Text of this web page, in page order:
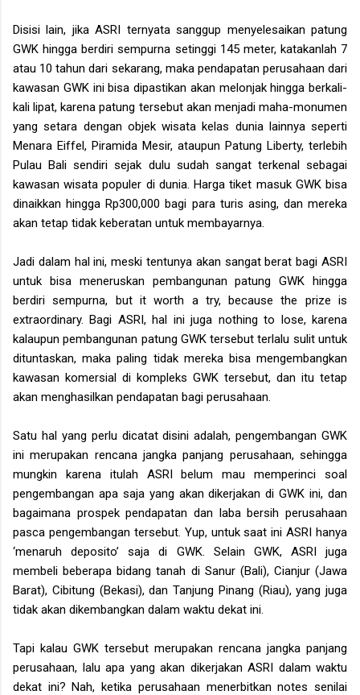
Disisi lain, jika ASRI ternyata sanggup menyelesaikan patung
GWK hingga berdiri sempurna setinggi 145 meter, katakanlah 7
atau 10 tahun dari sekarang, maka pendapatan perusahaan dari
kawasan GWK ini bisa dipastikan akan melonjak hingga berkali-
kali lipat, karena patung tersebut akan menjadi maha-monumen
yang setara dengan objek wisata kelas dunia lainnya seperti
Menara Eiffel, Piramida Mesir, ataupun Patung Liberty, terlebih
Pulau Bali sendiri sejak dulu sudah sangat terkenal sebagai
kawasan wisata populer di dunia. Harga tiket masuk GWK bisa
dinaikkan hingga Rp300,000 bagi para turis asing, dan mereka
akan tetap tidak keberatan untuk membayarnya.
Jadi dalam hal ini, meski tentunya akan sangat berat bagi ASRI
untuk bisa meneruskan pembangunan patung GWK hingga
berdiri sempurna, but it worth a try, because the prize is
extraordinary. Bagi ASRI, hal ini juga nothing to lose, karena
kalaupun pembangunan patung GWK tersebut terlalu sulit untuk
dituntaskan, maka paling tidak mereka bisa mengembangkan
kawasan komersial di kompleks GWK tersebut, dan itu tetap
akan menghasilkan pendapatan bagi perusahaan.
Satu hal yang perlu dicatat disini adalah, pengembangan GWK
ini merupakan rencana jangka panjang perusahaan, sehingga
mungkin karena itulah ASRI belum mau memperinci soal
pengembangan apa saja yang akan dikerjakan di GWK ini, dan
bagaimana prospek pendapatan dan laba bersih perusahaan
pasca pengembangan tersebut. Yup, untuk saat ini ASRI hanya
‘menaruh deposito’ saja di GWK. Selain GWK, ASRI juga
membeli beberapa bidang tanah di Sanur (Bali), Cianjur (Jawa
Barat), Cibitung (Bekasi), dan Tanjung Pinang (Riau), yang juga
tidak akan dikembangkan dalam waktu dekat ini.
Tapi kalau GWK tersebut merupakan rencana jangka panjang
perusahaan, lalu apa yang akan dikerjakan ASRI dalam waktu
dekat ini? Nah, ketika perusahaan menerbitkan notes senilai